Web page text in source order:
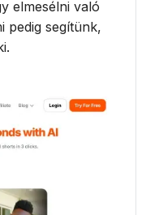
elmesélni való
pedig segítünk,